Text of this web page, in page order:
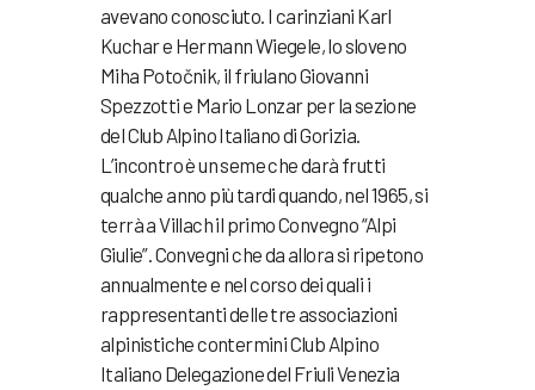
avevano conosciuto. I carinziani Karl
Kuchar e Hermann Wiegele, lo sloveno
Miha Potočnik, il friulano Giovanni
Spezzotti e Mario Lonzar per la sezione
del Club Alpino Italiano di Gorizia.
L’incontro è un seme che darà frutti
qualche anno più tardi quando, nel 1965, si
terrà a Villach il primo Convegno “Alpi
Giulie”. Convegni che da allora si ripetono
annualmente e nel corso dei quali i
rappresentanti delle tre associazioni
alpinistiche contermini Club Alpino
Italiano Delegazione del Friuli Venezia